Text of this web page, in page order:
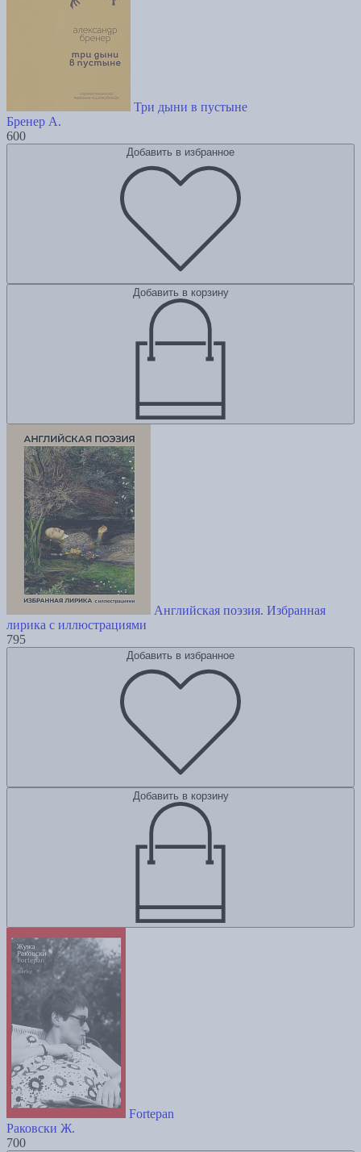
Три дыни в пустыне
Бренер А.
600
Добавить в избранное
Добавить в корзину
Английская поэзия. Избранная
лирика с иллюстрациями
795
Добавить в избранное
Добавить в корзину
Fortepan
Раковски Ж.
700